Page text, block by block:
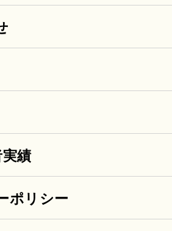
績
ポリシー